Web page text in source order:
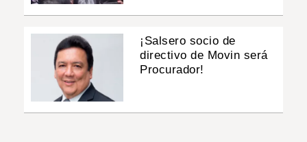
¡Salsero socio de
directivo de Movin será
Procurador!